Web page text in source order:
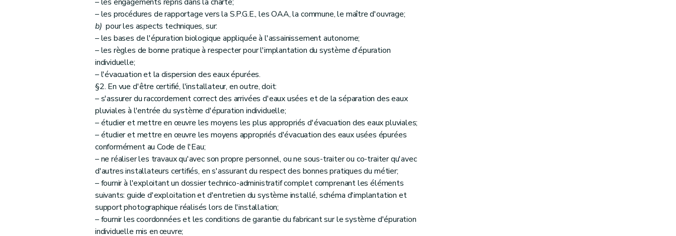
– les procédures de rapportage vers la S.P.G.E., les OAA, la commune, le maître d'ouvrage;
b) pour les aspects techniques, sur:
– les bases de l'épuration biologique appliquée à l'assainissement autonome;
– les règles de bonne pratique à respecter pour l'implantation du système d'épuration
individuelle;
– l'évacuation et la dispersion des eaux épurées.
§2. En vue d'être certifié, l'installateur, en outre, doit:
– s'assurer du raccordement correct des arrivées d'eaux usées et de la séparation des eaux
pluviales à l'entrée du système d'épuration individuelle;
– étudier et mettre en œuvre les moyens les plus appropriés d'évacuation des eaux pluviales;
– étudier et mettre en œuvre les moyens appropriés d'évacuation des eaux usées épurées
conformément au Code de l'Eau;
– ne réaliser les travaux qu'avec son propre personnel, ou ne sous-traiter ou co-traiter qu'avec
d'autres installateurs certifiés, en s'assurant du respect des bonnes pratiques du métier;
– fournir à l'exploitant un dossier technico-administratif complet comprenant les éléments
suivants: guide d'exploitation et d'entretien du système installé, schéma d'implantation et
support photographique réalisés lors de l'installation;
– fournir les coordonnées et les conditions de garantie du fabricant sur le système d'épuration
individuelle mis en œuvre;